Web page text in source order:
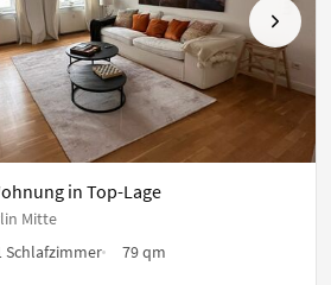
Nächste
in Top-Lage
Mitte
Schlafzimmer
79 qm